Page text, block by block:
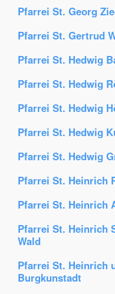
Pfarrei St. Georg
Pfarrei St. Gertrud
Pfarrei St. Hedwig
Pfarrei St. Hedwig
Pfarrei St. Hedwig
Pfarrei St. Hedwig
Pfarrei St. Hedwig
Pfarrei St. Heinrich
Pfarrei St. Heinrich
Pfarrei St. Heinrich
Wald
Pfarrei St. Heinrich
Burgkunstadt